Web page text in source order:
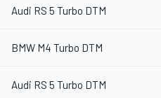
Audi RS 5 Turbo DTM
BMW M4 Turbo DTM
Audi RS 5 Turbo DTM